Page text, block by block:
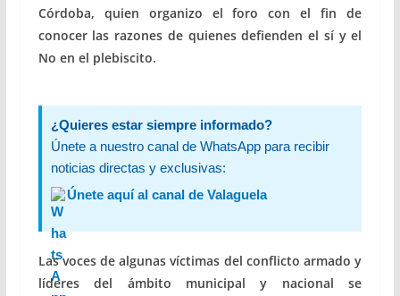
Córdoba, quien organizo el foro con el fin de
conocer las razones de quienes defienden el sí y el
No en el plebiscito.
¿Quieres estar siempre informado?
Únete a nuestro canal de WhatsApp para recibir
noticias directas y exclusivas:
Únete aquí al canal de Valaguela
Las voces de algunas víctimas del conflicto armado y
líderes del ámbito municipal y nacional se